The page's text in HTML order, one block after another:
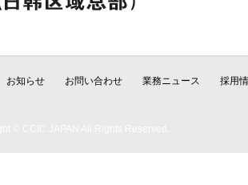
お知らせ お問い合わせ 業務ニュース 採用